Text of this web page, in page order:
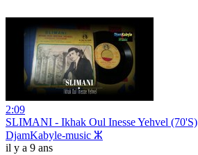
2:09
SLIMANI - Ikhak Oul Inesse Yehvel (70'S)
DjamKabyle-music ⵣ
il y a 9 ans